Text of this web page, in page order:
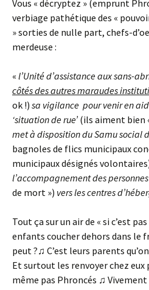
Vous « décryptez » (emprunt
verbiage pathétique des «
» sorties de nulle part, chefs-
merdeuse :
« l’Unité d’assistance aux sans-
côtés des autres maraudes
ok !) sa vigilance pour venir en
‘situation de rue’(ils aiment bien
met à disposition du Samu social
bagnoles de flics municipaux
municipaux désignés
l’accompagnement des
de mort ») vers les centres
Tout ça sur un air de « si c’est
enfants coucher dehors dans le
peut ?♫ C’est leurs parents
Et surtout les renvoyer chez
même pas Phroncés ♫ Vivement